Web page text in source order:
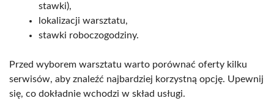
stawki),
lokalizacji warsztatu,
stawki roboczogodziny.
Przed wyborem warsztatu warto porównać oferty kilku
serwisów, aby znaleźć najbardziej korzystną opcję. Upewnij
się, co dokładnie wchodzi w skład usługi.